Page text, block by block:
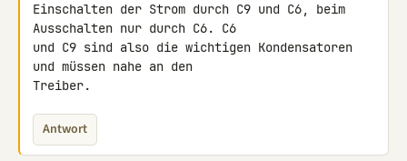
Einschalten der Strom durch C9 und C6, beim
Ausschalten nur durch C6. C6
und C9 sind also die wichtigen Kondensatoren
und müssen nahe an den
Treiber.
Antwort